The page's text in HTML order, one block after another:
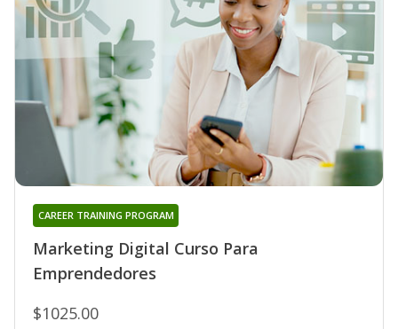
Marketing Digital Curso Para
Emprendedores
CAREER TRAINING PROGRAM
$1025.00